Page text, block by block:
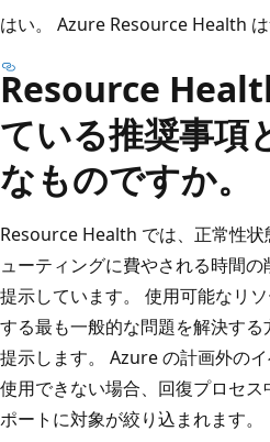
はい。 Azure Resource Health は
Resource
ている推奨事項
なものですか。
Resource Health では、正常性
ューティングに費やされる時間
提示しています。 使用可能なリ
する最も一般的な問題を解決す
提示します。 Azure の計画外の
使用できない場合、回復プロセ
ポートに対象が絞り込まれます。